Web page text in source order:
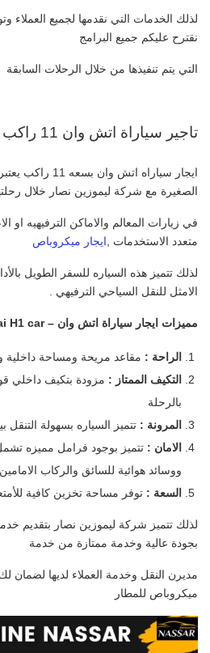
لذلك الخدمات التي نقدمها لجميع
نقترح عليكم جميع البرامج
التي يتم تنفيذها من خلال الرحلات
تاجير سياراة اتش وان 11 راكب في مصر – H1
ايجار سياراه اتش
الصغيرة مع شركة ليموزين نصار خلال
متعدد الاستخدمات , ايجار ميكروباص
لذلك تتميز هذه السياره للسفر الطويل
الامثل للنقل السياحي الترفيهي .
مميزات ايجار سياراة اتش وان – Rent a Hyundai H1 car
الراحة : مقاعد مريحة ومساحة داخلية
التكيف الممتاز : مزودة بتكيف داخلي
بالرحلة
المرونة : تتميز السياره بسهولة
الامان : تتميز بوجود فرامل مميزه تشمل
ووسائد هوائية للسائق والركاب الامامين
السعة : توفر مساحة تخزين كافية
لذلك تتميز شركة ليموزين نصار بتقديم
بجودة عالية وخدمة ممتازة من خدمة
مديرن النقل وخدمة العملاء لديها لضمان
ميكروباص للمطار